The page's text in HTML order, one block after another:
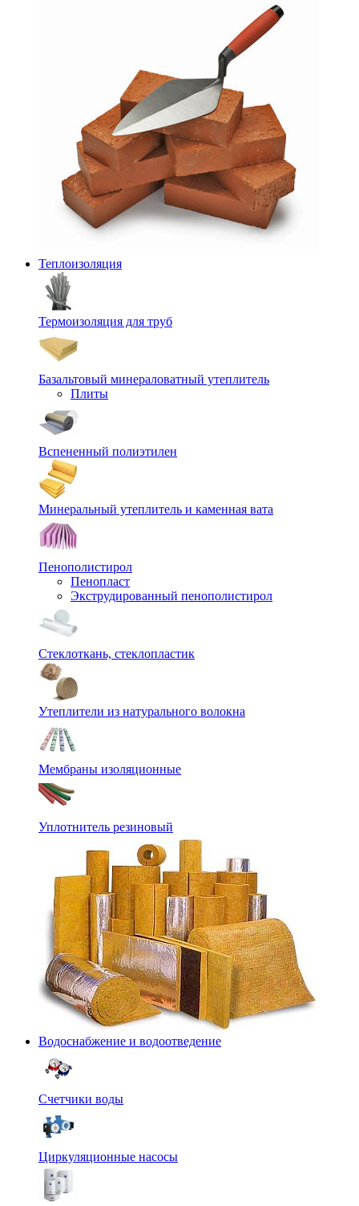
Теплоизоляция
Термоизоляция для труб
Базальтовый минераловатный утеплитель
Плиты
Вспененный полиэтилен
Минеральный утеплитель и каменная вата
Пенополистирол
Пенопласт
Экструдированный пенополистирол
Стеклоткань, стеклопластик
Утеплители из натурального волокна
Мембраны изоляционные
Уплотнитель резиновый
Водоснабжение и водоотведение
Счетчики воды
Циркуляционные насосы